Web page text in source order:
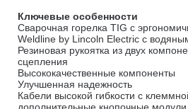
Ключевые особенности
Сварочная горелка TIG с
Weldline by Lincoln Electric с
Резиновая рукоятка из двух
сцепления
Высококачественные компоненты
Улучшенная надежность
Кабели высокой гибкости с